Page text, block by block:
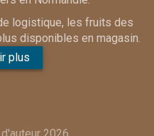
logistique, les fruits des
disponibles en magasin.
plus